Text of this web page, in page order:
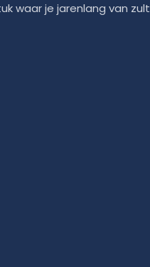
waar je jarenlang van zult